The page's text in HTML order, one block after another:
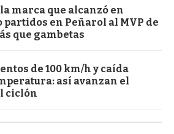
marca que alcanzó en
partidos en Peñarol al MVP de
que gambetas
de 100 km/h y caída
así avanzan el
ciclón